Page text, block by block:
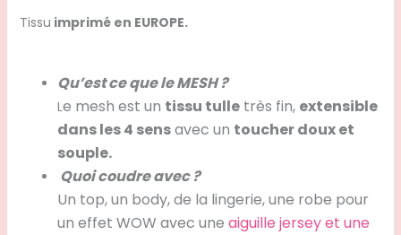
Tissu imprimé en EUROPE.
Qu’est ce que le MESH ?
Le mesh est un tissu tulletrès fin, extensible
dans les 4 sensavec un toucher doux et
souple.
Quoi coudre avec ?
Un top, un body, de la lingerie, une robe pour
un effet WOW avec une aiguille jersey et une